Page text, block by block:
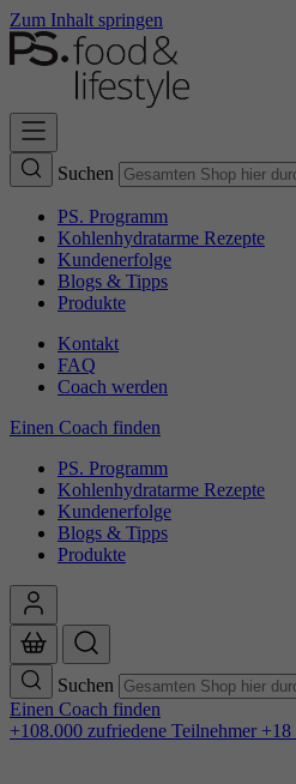
Zum Inhalt springen
Suchen
PS. Programm
Kohlenhydratarme Rezepte
Kundenerfolge
Blogs & Tipps
Produkte
Kontakt
FAQ
Coach werden
Einen Coach finden
PS. Programm
Kohlenhydratarme Rezepte
Kundenerfolge
Blogs & Tipps
Produkte
Suchen
Einen Coach finden
+108.000 zufriedene Teilnehmer +18